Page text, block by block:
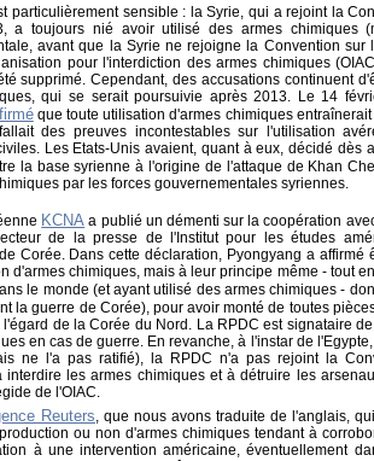
particulièrement sensible : la Syrie, qui a rejoint la
a toujours nié avoir utilisé des armes chimiques
avant que la Syrie ne rejoigne la Convention sur
pour l'interdiction des armes chimiques
supprimé. Cependant, des accusations continuent
qui se serait poursuivie après 2013. Le 14
que toute utilisation d'armes chimiques entraînerait
des preuves incontestables sur l'utilisation
Les Etats-Unis avaient, quant à eux, décidé dès
la base syrienne à l'origine de l'attaque de Khan
par les forces gouvernementales syriennes.
KCNA a publié un démenti sur la coopération
de la presse de l'Institut pour les études
Corée. Dans cette déclaration, Pyongyang a affirmé
d'armes chimiques, mais à leur principe même - tout
le monde (et ayant utilisé des armes chimiques -
la guerre de Corée), pour avoir monté de toutes
de la Corée du Nord. La RPDC est signataire
en cas de guerre. En revanche, à l'instar de
ne l'a pas ratifié), la RPDC n'a pas rejoint la
les armes chimiques et à détruire les
de l'OIAC.
Reuters, que nous avons traduite de l'anglais,
ou non d'armes chimiques tendant à
à une intervention américaine, éventuellement